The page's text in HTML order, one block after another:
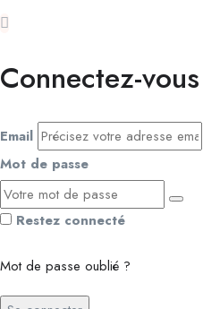
Connectez-
Email
Mot de passe
Restez connecté
Mot de passe oublié ?